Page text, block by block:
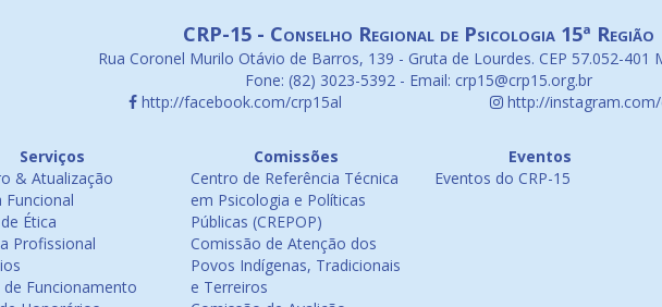
CRP-15 - Conselho Regional de Psicologia 15ª Região
Rua Coronel Murilo Otávio de Barros, 139 - Gruta de Lourdes. CEP 57.052-401
Fone: (82) 3023-5392 - Email: crp15@crp15.org.br
http://facebook.com/crp15al
http://
Serviços
& Atualização
Funcional
Ética
Profissional
Funcionamento
Comissões
Centro de Referência Técnica
em Psicologia e Políticas
Públicas (CREPOP)
Comissão de Atenção dos
Povos Indígenas, Tradicionais
e Terreiros
Eventos
Eventos do CRP-15